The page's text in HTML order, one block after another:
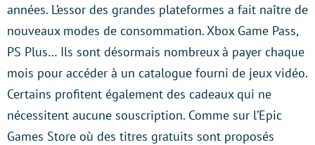
années. L’essor des grandes plateformes a fait naître de
nouveaux modes de consommation. Xbox Game Pass,
PS Plus… Ils sont désormais nombreux à payer chaque
mois pour accéder à un catalogue fourni de jeux vidéo.
Certains profitent également des cadeaux qui ne
nécessitent aucune souscription. Comme sur l’Epic
Games Store où des titres gratuits sont proposés